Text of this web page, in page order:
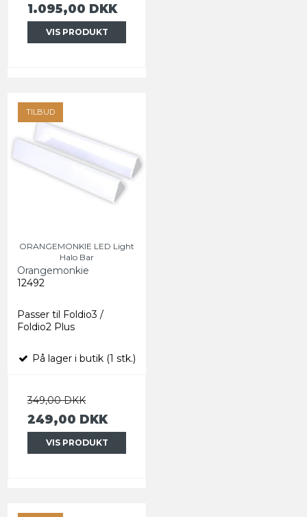
1.095,00 DKK
VIS PRODUKT
TILBUD
ORANGEMONKIE LED Light
Halo Bar
Orangemonkie
12492
Passer til Foldio3 /
Foldio2 Plus
På lager i butik (1 stk.)
349,00 DKK
249,00 DKK
VIS PRODUKT